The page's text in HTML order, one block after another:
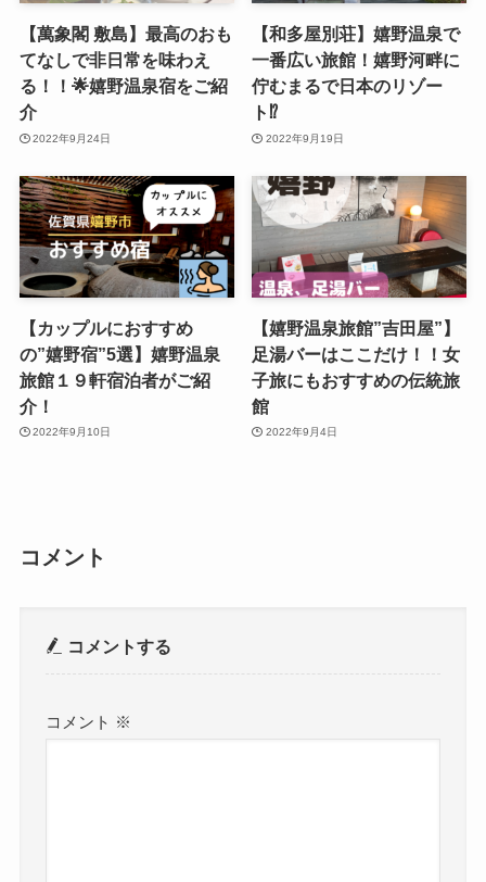
【萬象閣 敷島】最高のおも
てなしで非日常を味わえ
る！！🌟嬉野温泉宿をご紹
介
2022年9月24日
【和多屋別荘】嬉野温泉で
一番広い旅館！嬉野河畔に
佇むまるで日本のリゾー
ト⁉
2022年9月19日
【カップルにおすすめ
の”嬉野宿”5選】嬉野温泉
旅館１９軒宿泊者がご紹
介！
2022年9月10日
【嬉野温泉旅館”吉田屋”】
足湯バーはここだけ！！女
子旅にもおすすめの伝統旅
館
2022年9月4日
コメント
コメントする
コメント ※